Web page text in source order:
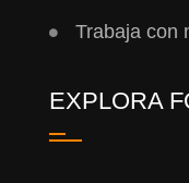
Trabaja con
EXPLORA